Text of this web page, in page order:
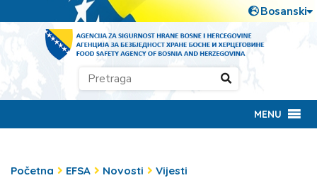
MENU
Početna EFSA Novosti Vijesti